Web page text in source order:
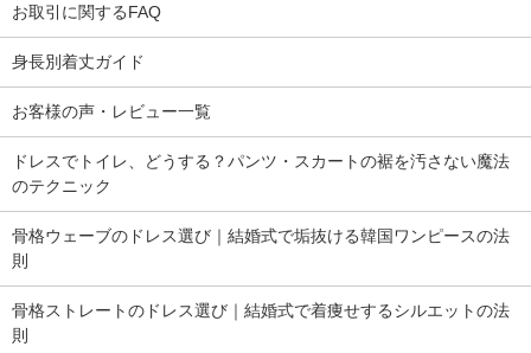
お取引に関するFAQ
身長別着丈ガイド
お客様の声・レビュー一覧
ドレスでトイレ、どうする？パンツ・スカートの裾を汚さない魔法
のテクニック
骨格ウェーブのドレス選び｜結婚式で垢抜ける韓国ワンピースの法
則
骨格ストレートのドレス選び｜結婚式で着痩せするシルエットの法
則